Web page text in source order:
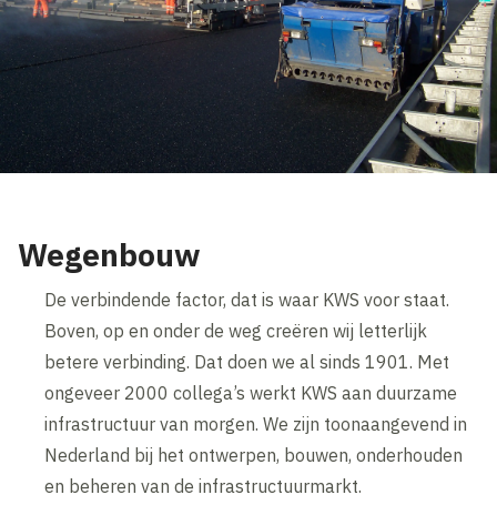
Wegenbouw
De verbindende factor, dat is waar KWS voor staat.
Boven, op en onder de weg creëren wij letterlijk
betere verbinding. Dat doen we al sinds 1901. Met
ongeveer 2000 collega’s werkt KWS aan duurzame
infrastructuur van morgen. We zijn toonaangevend in
Nederland bij het ontwerpen, bouwen, onderhouden
en beheren van de infrastructuurmarkt.